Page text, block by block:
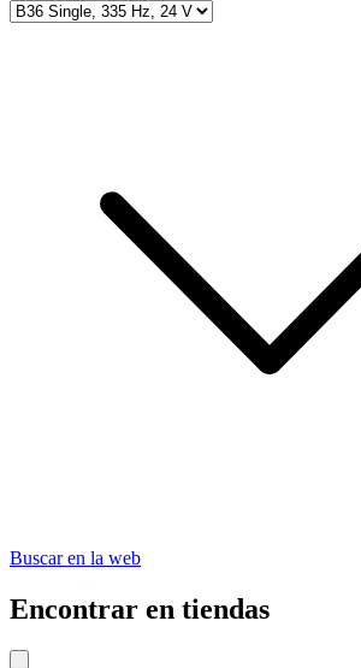
Buscar en la web
Encontrar en tiendas